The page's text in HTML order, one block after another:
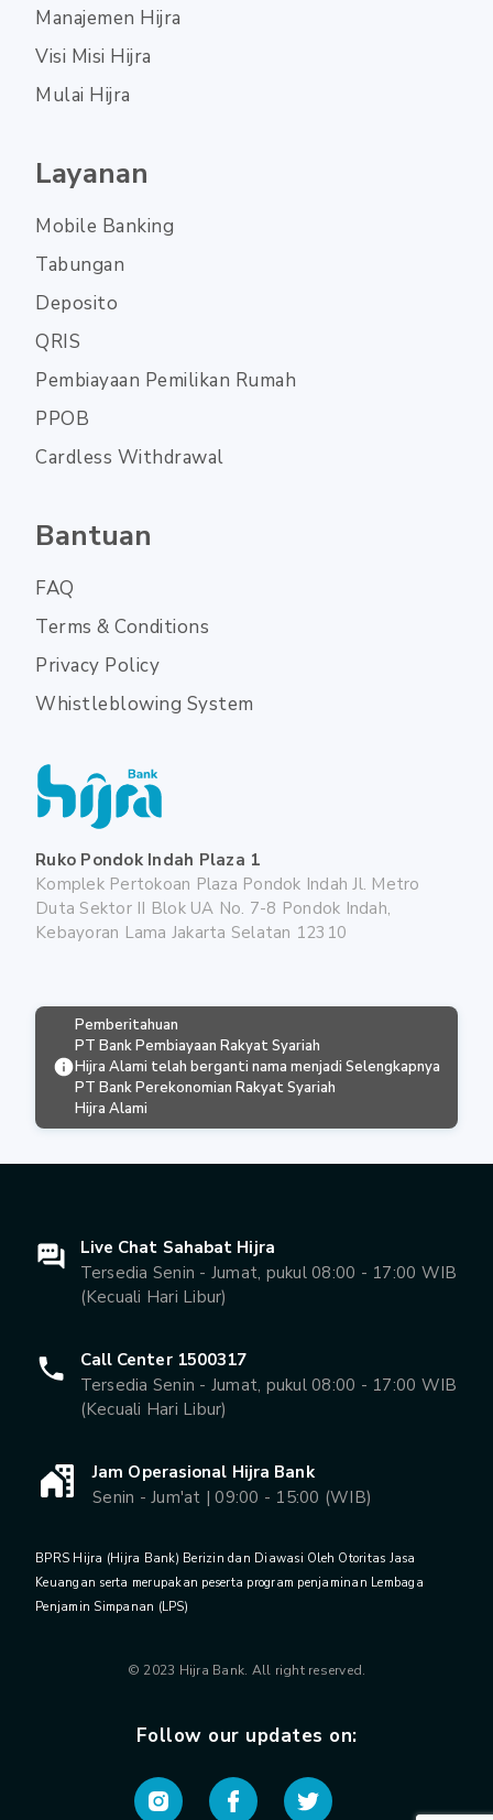
Ruko Pondok Indah Plaza 1
Komplek Pertokoan Plaza Pondok Indah Jl. Metro
Duta Sektor II Blok UA No. 7-8 Pondok Indah,
Kebayoran Lama Jakarta Selatan 12310
Manajemen Hijra
Visi Misi Hijra
Mulai Hijra
Layanan
Mobile Banking
Tabungan
Deposito
QRIS
Pembiayaan Pemilikan Rumah
PPOB
Cardless Withdrawal
Bantuan
FAQ
Terms & Conditions
Privacy Policy
Whistleblowing System
Pemberitahuan
PT Bank Pembiayaan Rakyat Syariah
Hijra Alami telah berganti nama menjadi
PT Bank Perekonomian Rakyat Syariah
Hijra Alami
Selengkapnya
Live Chat Sahabat Hijra
Tersedia Senin - Jumat, pukul 08:00 - 17:00 WIB
(Kecuali Hari Libur)
Call Center 1500317
Tersedia Senin - Jumat, pukul 08:00 - 17:00 WIB
(Kecuali Hari Libur)
Jam Operasional Hijra Bank
Senin - Jum'at | 09:00 - 15:00 (WIB)
BPRS Hijra (Hijra Bank) Berizin dan Diawasi Oleh Otoritas Jasa
Keuangan serta merupakan peserta program penjaminan Lembaga
Penjamin Simpanan (LPS)
© 2023 Hijra Bank. All right reserved.
Follow our updates on: